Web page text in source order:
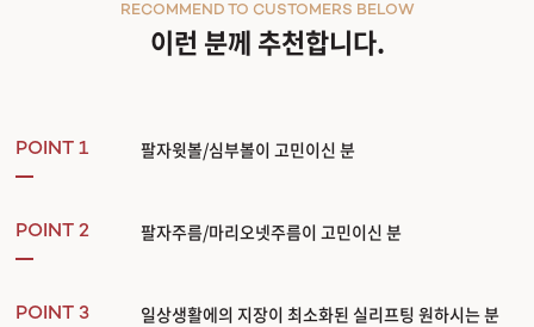
이런 분께 추천합니다.
RECOMMEND TO CUSTOMERS BELOW
POINT 1 팔자윗볼/심부볼이 고민이신 분
POINT 2 팔자주름/마리오넷주름이 고민이신 분
POINT 3 일상생활에의 지장이 최소화된 실리프팅 원하시는 분